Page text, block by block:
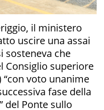
il ministero
uscire una assai
sosteneva che
Consiglio superiore
“con voto unanime
fase della
del Ponte sullo